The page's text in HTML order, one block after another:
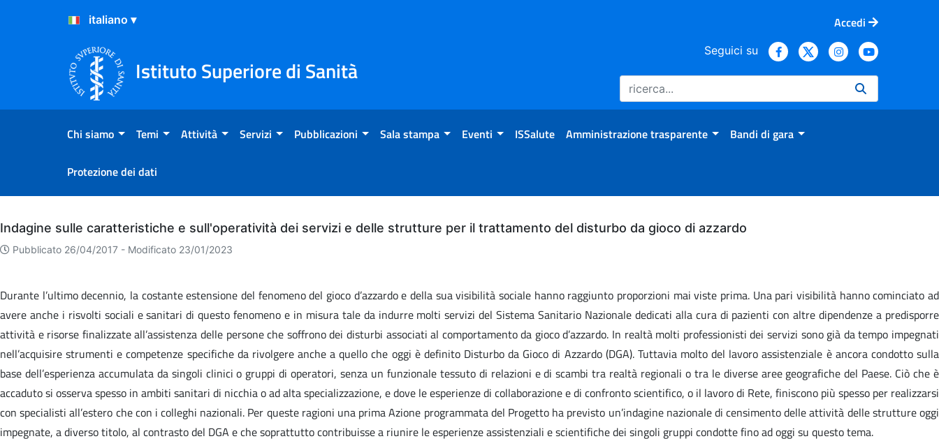
Salta al Contenuto
Salta al Footer
Accedi
Istituto Superiore di Sanità
Seguici su
Chi siamo Temi Attività Servizi Pubblicazioni Sala stampa Eventi ISSalute Amministrazione trasparente Bandi di gara
Protezione dei dati
Archivio
Indagine sulle caratteristiche e sull'operatività dei servizi e delle strutture per il trattamento del disturbo da gioco di azzardo
Pubblicato 26/04/2017 - Modificato 23/01/2023
Durante l’ultimo decennio, la costante estensione del fenomeno del gioco d’azzardo e della sua visibilità sociale hanno raggiunto proporzioni mai viste prima. Una pari visibilità hanno cominciato ad
avere anche i risvolti sociali e sanitari di questo fenomeno e in misura tale da indurre molti servizi del Sistema Sanitario Nazionale dedicati alla cura di pazienti con altre dipendenze a predisporre
attività e risorse finalizzate all’assistenza delle persone che soffrono dei disturbi associati al comportamento da gioco d’azzardo. In realtà molti professionisti dei servizi sono già da tempo impegnati
nell’acquisire strumenti e competenze specifiche da rivolgere anche a quello che oggi è definito Disturbo da Gioco di Azzardo (DGA). Tuttavia molto del lavoro assistenziale è ancora condotto sulla
base dell’esperienza accumulata da singoli clinici o gruppi di operatori, senza un funzionale tessuto di relazioni e di scambi tra realtà regionali o tra le diverse aree geografiche del Paese. Ciò che è
accaduto si osserva spesso in ambiti sanitari di nicchia o ad alta specializzazione, e dove le esperienze di collaborazione e di confronto scientifico, o il lavoro di Rete, finiscono più spesso per realizzarsi
con specialisti all’estero che con i colleghi nazionali. Per queste ragioni una prima Azione programmata del Progetto ha previsto un’indagine nazionale di censimento delle attività delle strutture oggi
impegnate, a diverso titolo, al contrasto del DGA e che soprattutto contribuisse a riunire le esperienze assistenziali e scientifiche dei singoli gruppi condotte fino ad oggi su questo tema.